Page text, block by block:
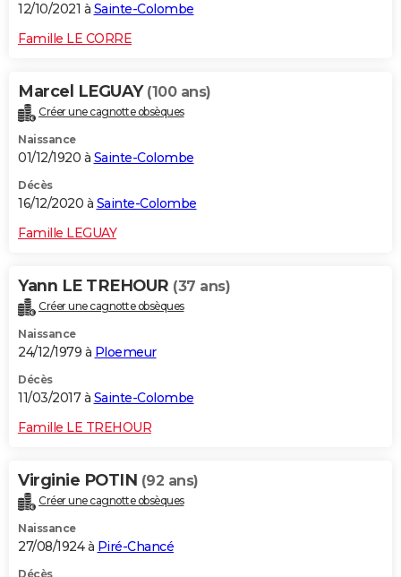
12/10/2021 à Sainte-Colombe
Famille LE CORRE
Marcel LEGUAY (100 ans)
Créer une cagnotte obsèques
Naissance
01/12/1920 à Sainte-Colombe
Décès
16/12/2020 à Sainte-Colombe
Famille LEGUAY
Yann LE TREHOUR (37 ans)
Créer une cagnotte obsèques
Naissance
24/12/1979 à Ploemeur
Décès
11/03/2017 à Sainte-Colombe
Famille LE TREHOUR
Virginie POTIN (92 ans)
Créer une cagnotte obsèques
Naissance
27/08/1924 à Piré-Chancé
Décès